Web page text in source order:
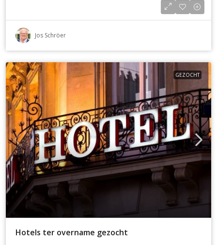
Jos Schröer
GEZOCHT
Hotels ter overname gezocht